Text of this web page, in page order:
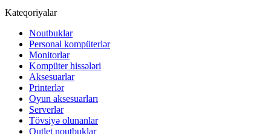
Kateqoriyalar
Noutbuklar
Personal kompüterlər
Monitorlar
Kompüter hissələri
Aksesuarlar
Printerlər
Oyun aksesuarları
Serverlər
Tövsiyə olunanlar
Outlet noutbuklar